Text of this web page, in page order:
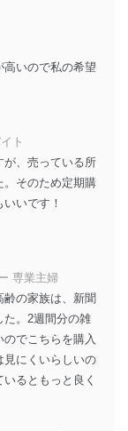
ジメントシ
問い合わせ
高いので私の希望
ト
が、売っている所
。そのため定期購
いです！
専業主婦
の家族は、新聞
た。2週間分の雑
でこちらを購入
見にくいらしいの
るともっと良く